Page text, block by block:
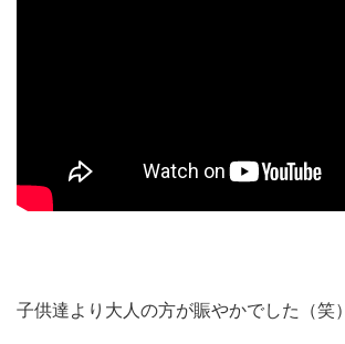
子供達より大人の方が賑やかでした（笑）